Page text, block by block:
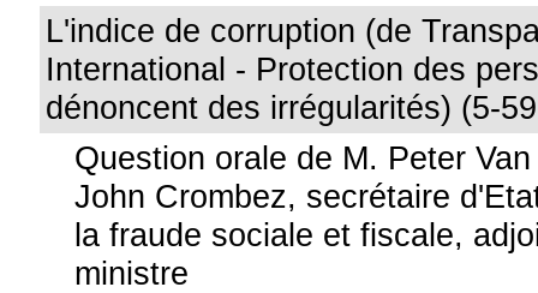
L'indice de corruption (de
International - Protection des
dénoncent des irrégularités) (5-
Question orale de M. Peter
John Crombez, secrétaire
la fraude sociale et fiscale,
ministre